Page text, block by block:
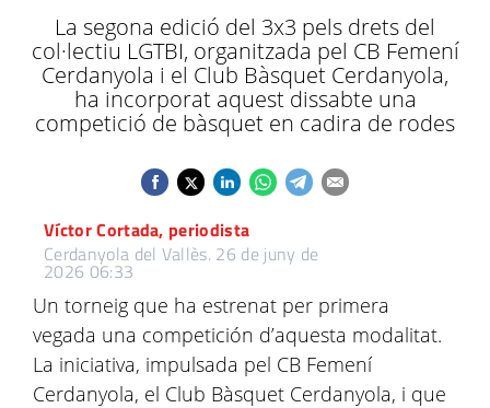
La segona edició del 3x3 pels drets del
col·lectiu LGTBI, organitzada pel CB Femení
Cerdanyola i el Club Bàsquet Cerdanyola,
ha incorporat aquest dissabte una
competició de bàsquet en cadira de rodes
Víctor Cortada, periodista
Cerdanyola del Vallès. 26 de juny de
2026 06:33
Un torneig que ha estrenat per primera
vegada una competición d’aquesta modalitat.
La iniciativa, impulsada pel CB Femení
Cerdanyola, el Club Bàsquet Cerdanyola, i que